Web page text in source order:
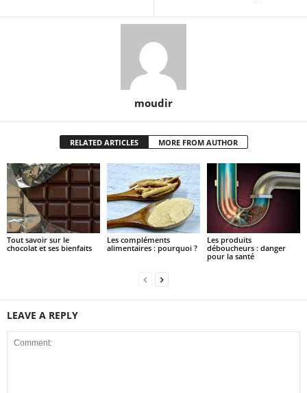
moudir
RELATED ARTICLES MORE FROM AUTHOR
Tout savoir sur le
chocolat et ses bienfaits
Les compléments
alimentaires : pourquoi ?
Les produits
déboucheurs : danger
pour la santé
LEAVE A REPLY